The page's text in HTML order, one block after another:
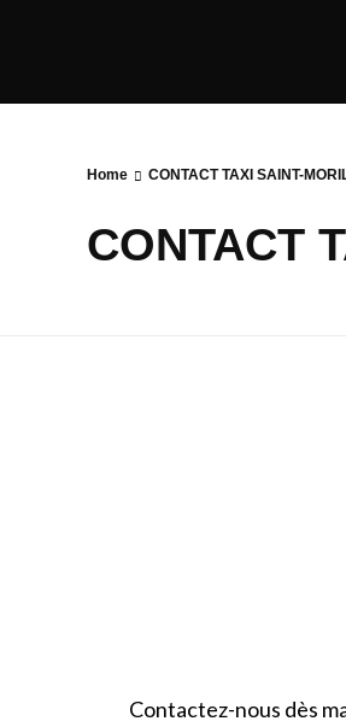
Home CONTACT TAXI SAINT-
CONTACT
Contactez-nous dès